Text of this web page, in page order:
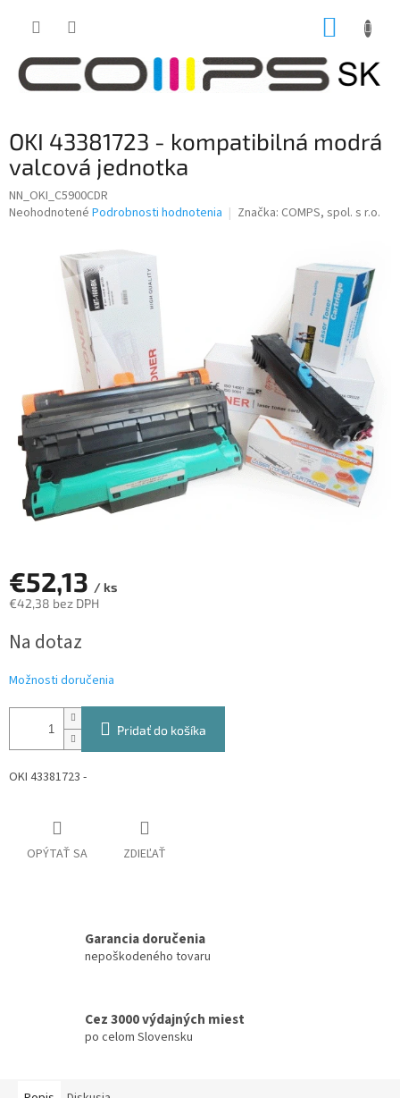
OKI 43381723 - kompatibilná modrá
valcová jednotka
NN_OKI_C5900CDR
Priemerné
Neohodnotené Podrobnosti hodnotenia Značka: COMPS, spol. s r.o.
€52,13 / ks
€42,38 bez DPH
cena:
Na dotaz
Možnosti doručenia
Pridať do košíka
OKI 43381723 -
OPÝTAŤ SA ZDIEĽAŤ
Garancia doručenia
nepoškodeného tovaru
Cez 3000 výdajných miest
po celom Slovensku